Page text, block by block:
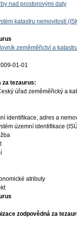
nad prostorovými daty
katastru nemovitostí
zeměměřictví a
01-01
za tezaurus:
úřad zeměměřický a
identifikace, adres a
územní identifikace
atributy
zodpovědná za